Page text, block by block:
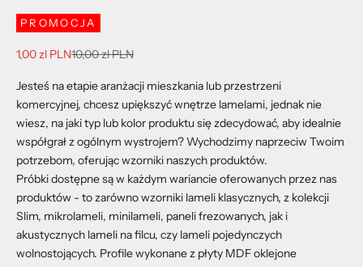
PROMOCJA
Cena promocyjna
1,00 zl PLNCena regularna
10,00 zl PLN
Jesteś na etapie aranżacji mieszkania lub przestrzeni
komercyjnej, chcesz upiększyć wnętrze lamelami, jednak nie
wiesz, na jaki typ lub kolor produktu się zdecydować, aby idealnie
współgrał z ogólnym wystrojem? Wychodzimy naprzeciw Twoim
potrzebom, oferując wzorniki naszych produktów.
Próbki dostępne są w każdym wariancie oferowanych przez nas
produktów - to zarówno wzorniki lameli klasycznych, z kolekcji
Slim, mikrolameli, minilameli, paneli frezowanych, jak i
akustycznych lameli na filcu, czy lameli pojedynczych
wolnostojących. Profile wykonane z płyty MDF oklejone